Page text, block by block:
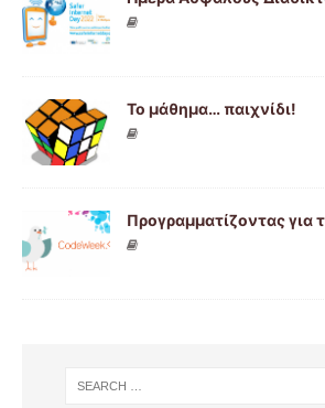
Το μάθημα… παιχνίδι!
Προγραμματίζοντας για